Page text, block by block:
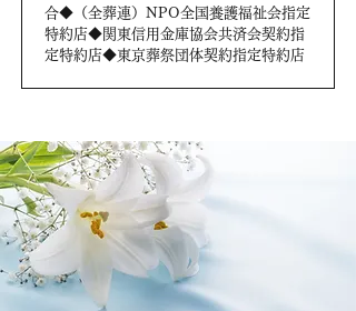
合◆（全葬連）NPO全国養護福祉会指定
特約店◆関東信用金庫協会共済会契約指
定特約店◆東京葬祭団体契約指定特約店